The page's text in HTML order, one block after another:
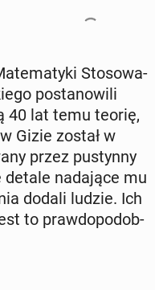
Sto­so­wa­
po­sta­no­wi­li
40 lat temu teorię,
Gizie został w
przez pu­styn­ny
na­da­ją­ce mu
dodali ludzie. Ich
to praw­do­po­dob­